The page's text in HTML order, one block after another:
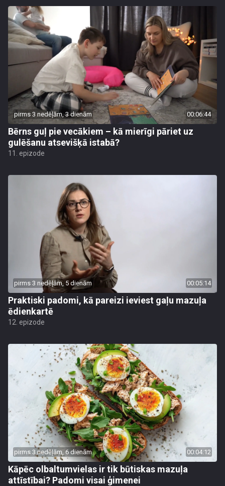
pirms 3 nedēļām, 3 dienām 00:06:44
Bērns guļ pie vecākiem – kā mierīgi pāriet uz
gulēšanu atsevišķā istabā?
11. epizode
pirms 3 nedēļām, 5 dienām 00:05:14
Praktiski padomi, kā pareizi ieviest gaļu mazuļa
ēdienkartē
12. epizode
pirms 3 nedēļām, 6 dienām 00:04:12
Kāpēc olbaltumvielas ir tik būtiskas mazuļa
attīstībai? Padomi visai ģimenei